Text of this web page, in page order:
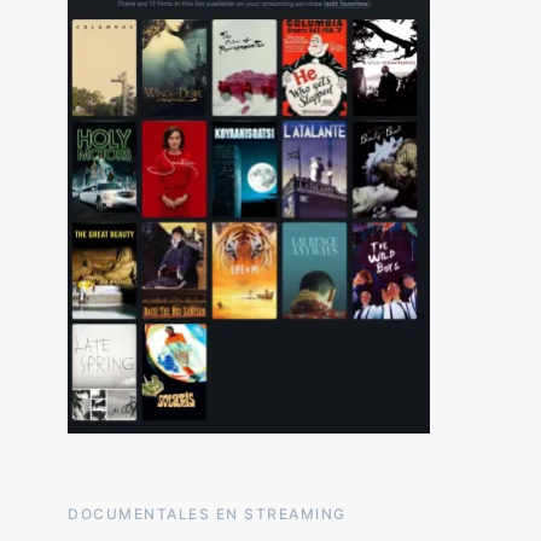
DOCUMENTALES EN STREAMING